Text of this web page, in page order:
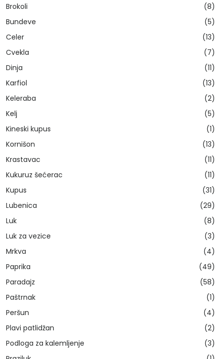
Brokoli
(8)
Bundeve
(5)
Celer
(13)
Cvekla
(7)
Dinja
(11)
Karfiol
(13)
Keleraba
(2)
Kelj
(5)
Kineski kupus
(1)
Kornišon
(13)
Krastavac
(11)
Kukuruz šećerac
(11)
Kupus
(31)
Lubenica
(29)
Luk
(8)
Luk za vezice
(3)
Mrkva
(4)
Paprika
(49)
Paradajz
(58)
Paštrnak
(1)
Peršun
(4)
Plavi patlidžan
(2)
Podloga za kalemljenje
(3)